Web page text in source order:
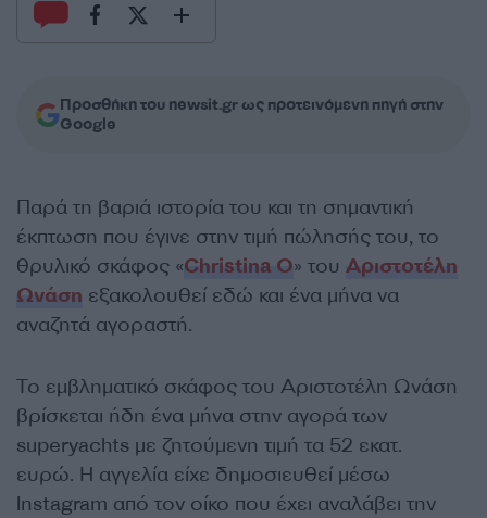
Προσθήκη του newsit.gr ως προτεινόμενη πηγή στην
Google
Παρά τη βαριά ιστορία του και τη σημαντική
έκπτωση που έγινε στην τιμή πώλησής του, το
θρυλικό σκάφος «Christina O» του Αριστοτέλη
Ωνάση εξακολουθεί εδώ και ένα μήνα να
αναζητά αγοραστή.
Το εμβληματικό σκάφος του Αριστοτέλη Ωνάση
βρίσκεται ήδη ένα μήνα στην αγορά των
superyachts με ζητούμενη τιμή τα 52 εκατ.
ευρώ. Η αγγελία είχε δημοσιευθεί μέσω
Instagram από τον οίκο που έχει αναλάβει την